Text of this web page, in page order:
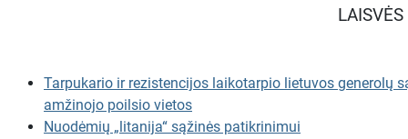
Tarpukario ir rezistencijos laikotarpio lietuvos generolų
amžinojo poilsio vietos
Nuodėmių „litanija“ sąžinės patikrinimui